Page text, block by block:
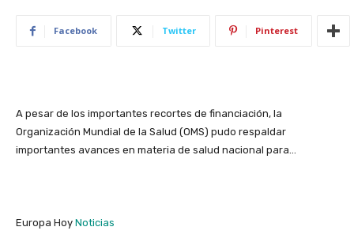
Facebook Twitter Pinterest
A pesar de los importantes recortes de financiación, la
Organización Mundial de la Salud (OMS) pudo respaldar
importantes avances en materia de salud nacional para…
Europa Hoy Noticias